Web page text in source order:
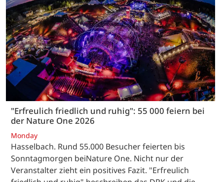
"Erfreulich friedlich und ruhig": 55 000 feiern bei
der Nature One 2026
Monday
Hasselbach. Rund 55.000 Besucher feierten bis
Sonntagmorgen beiNature One. Nicht nur der
Veranstalter zieht ein positives Fazit. "Erfreulich